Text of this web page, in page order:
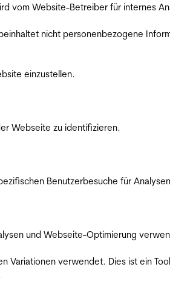
vom Website-Betreiber für internes
nicht personenbezogene
einzustellen.
Webseite zu identifizieren.
Benutzerbesuche für
und Webseite-Optimierung
Variationen verwendet. Dies ist ein